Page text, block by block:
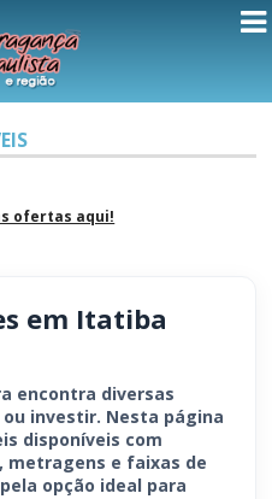
ofertas aqui!
em Itatiba
encontra diversas
investir. Nesta página
disponíveis com
e faixas de
opção ideal para